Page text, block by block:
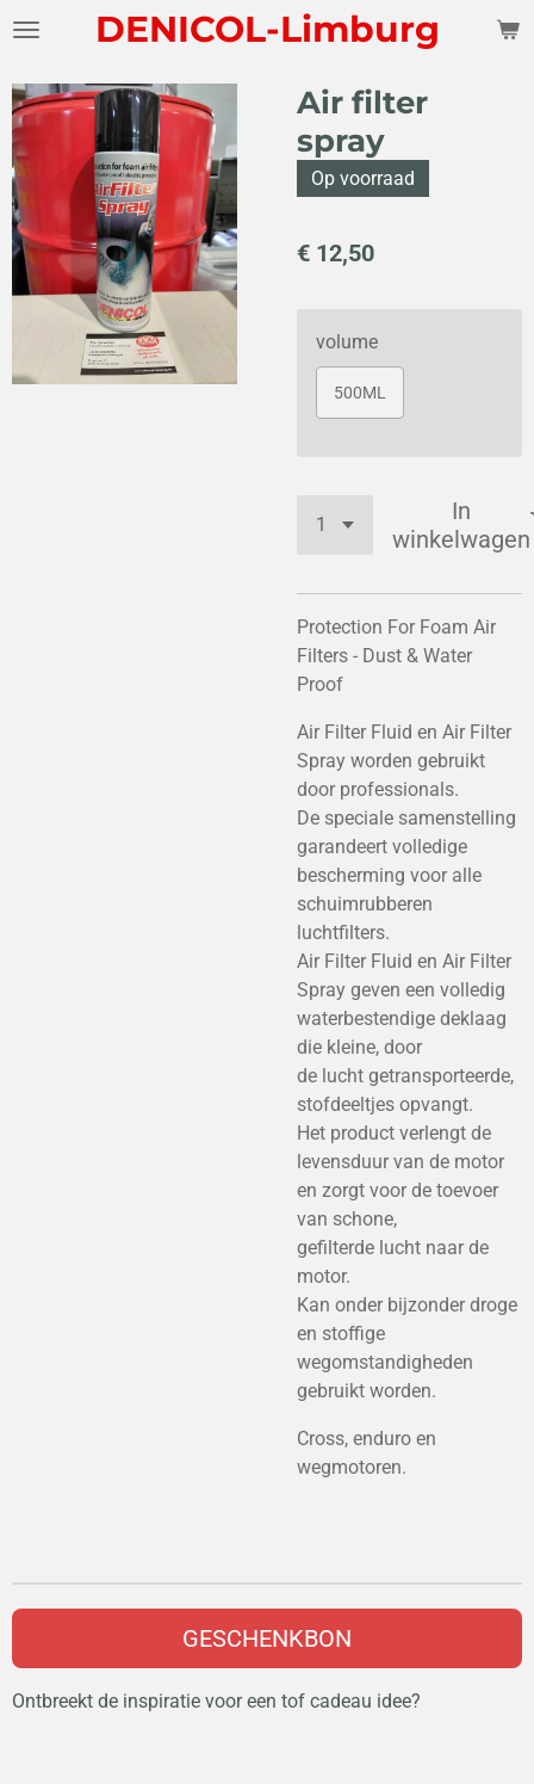
Ga
naar
de
hoofdinhoud
DENICOL-Limburg
Air filter
spray
Op voorraad
€ 12,50
volume
500ML
In
winkelwagen
Protection For Foam Air
Filters - Dust & Water
Proof
Air Filter Fluid en Air Filter
Spray worden gebruikt
door professionals.
De speciale samenstelling
garandeert volledige
bescherming voor alle
schuimrubberen
luchtfilters.
Air Filter Fluid en Air Filter
Spray geven een volledig
waterbestendige deklaag
die kleine, door
de lucht getransporteerde,
stofdeeltjes opvangt.
Het product verlengt de
levensduur van de motor
en zorgt voor de toevoer
van schone,
gefilterde lucht naar de
motor.
Kan onder bijzonder droge
en stoffige
wegomstandigheden
gebruikt worden.
Cross, enduro en
wegmotoren.
GESCHENKBON
Ontbreekt de inspiratie voor een tof cadeau idee?